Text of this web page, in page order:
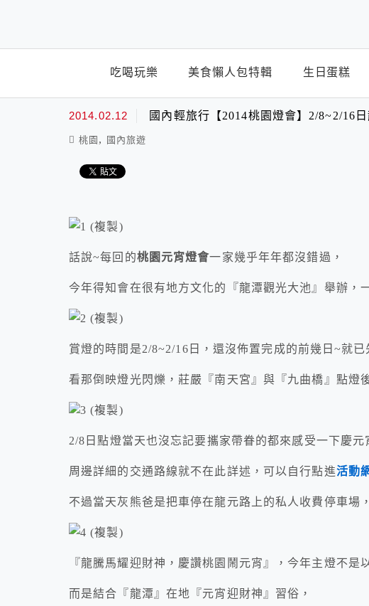
吃喝玩樂 美食懶人包特輯 生日蛋糕
2014.02.12 國內輕旅行【2014桃園燈會】2/8~2/16
桃園 , 國內旅遊
話說~每回的桃園元宵燈會一家幾乎年年都沒錯過，
今年得知會在很有地方文化的『龍潭觀光大池』舉辦，
賞燈的時間是2/8~2/16日，還沒佈置完成的前幾日~就已
看那倒映燈光閃爍，莊嚴『南天宮』與『九曲橋』點燈
2/8日點燈當天也沒忘記要攜家帶眷的都來感受一下慶元
周邊詳細的交通路線就不在此詳述，可以自行點進活動
不過當天灰熊爸是把車停在龍元路上的私人收費停車場
『龍騰馬耀迎財神，慶讚桃園鬧元宵』，今年主燈不是
而是結合『龍潭』在地『元宵迎財神』習俗，